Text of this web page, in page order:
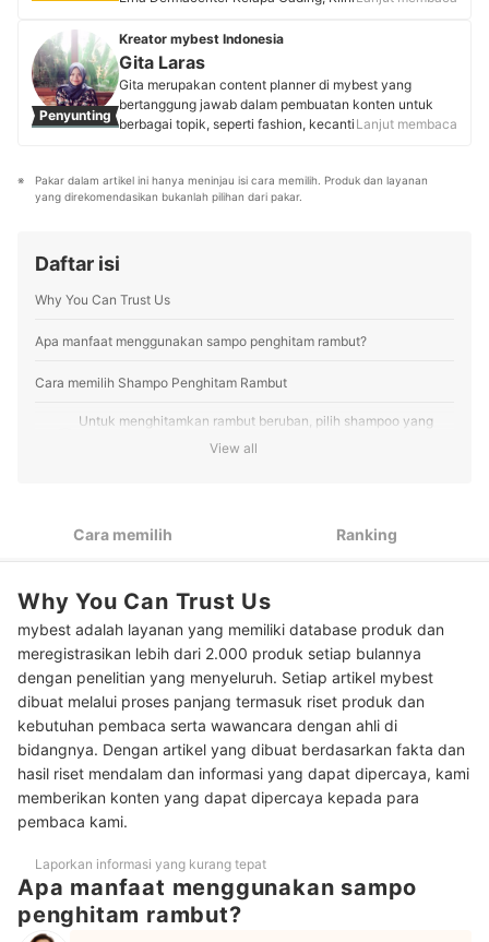
trainer internal di Erha. Dengan minat pada dermatologi
kosmetik, laser, dan anak, lulusan FKUI ini menulis
beberapa karya ilmiah serta artikel edukasi untuk
masyarakat. Sebagai Wakil Sekretaris Umum Perdoski
(Perhimpunan Dokter Spesialis Kulit dan kelamin
Indonesia) pusat, dr. Tery menjadi ahli dermatologi
Profil dr. Theresia Movita
Penyunting
Kreator mybest Indonesia
Gita Laras
Gita merupakan content planner di mybest yang
bertanggung jawab dalam pembuatan konten untuk
berbagai topik, seperti fashion, kecantikan, kesehatan,
penulisan, termasuk sebagai jurnalis di beberapa media
dan SEO Content Editor yang mengurusi product
terbaik yang sesuai dengan preferensi dan kebutuhan
Profil Gita Laras
Lanjut membaca
Pakar dalam artikel ini hanya meninjau isi cara memilih. Produk dan layanan
yang direkomendasikan bukanlah pilihan dari pakar.
Daftar isi
Why You Can Trust Us
Apa manfaat menggunakan sampo penghitam rambut?
Cara memilih Shampo Penghitam Rambut
Untuk menghitamkan rambut beruban, pilih shampoo yang
mengandung hidrogen peroksida agar warna hitam bertahan
3
Peringkat Shampo Penghitam Rambut Terbaik
Baca juga rekomendasi produk shampo lainnya di sini
View all
Cara memilih Ranking
Why You Can Trust Us
mybest adalah layanan yang memiliki database produk dan
meregistrasikan lebih dari 2.000 produk setiap bulannya
dengan penelitian yang menyeluruh. Setiap artikel mybest
dibuat melalui proses panjang termasuk riset produk dan
kebutuhan pembaca serta wawancara dengan ahli di
bidangnya. Dengan artikel yang dibuat berdasarkan fakta dan
hasil riset mendalam dan informasi yang dapat dipercaya, kami
memberikan konten yang dapat dipercaya kepada para
pembaca kami.
Laporkan informasi yang kurang tepat
Apa manfaat menggunakan sampo
penghitam rambut?